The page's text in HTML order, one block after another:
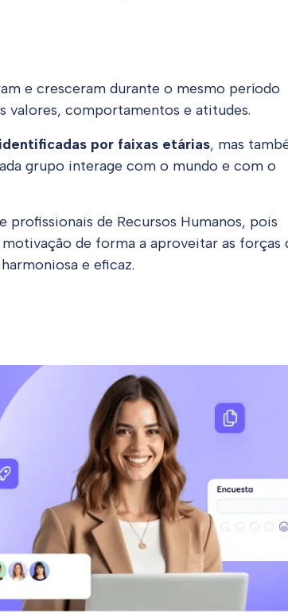
e cresceram durante o mesmo período
valores, comportamentos e atitudes.
por faixas etárias, mas
grupo interage com o mundo e com o
profissionais de Recursos Humanos, pois
de forma a aproveitar as forças
e eficaz.